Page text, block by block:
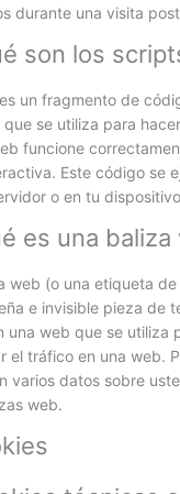
durante una visita
son los
un fragmento de
que se utiliza para
funcione
Este código se
o en tu
es una baliza
web (o una etiqueta
e invisible pieza de
una web que se utiliza
el tráfico en una web.
varios datos sobre
web.